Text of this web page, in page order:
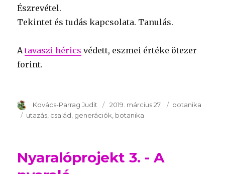
Észrevétel.
Tekintet és tudás kapcsolata. Tanulás.
Atavaszi hérics védett, eszmei értéke ötezer
forint.
Szerző
Kovács-Parrag Judit Publikálva
2019. március 27. Témakör
botanika
Kulcsszavak
utazás család generációk botanika
Nyaralóprojekt 3. - A